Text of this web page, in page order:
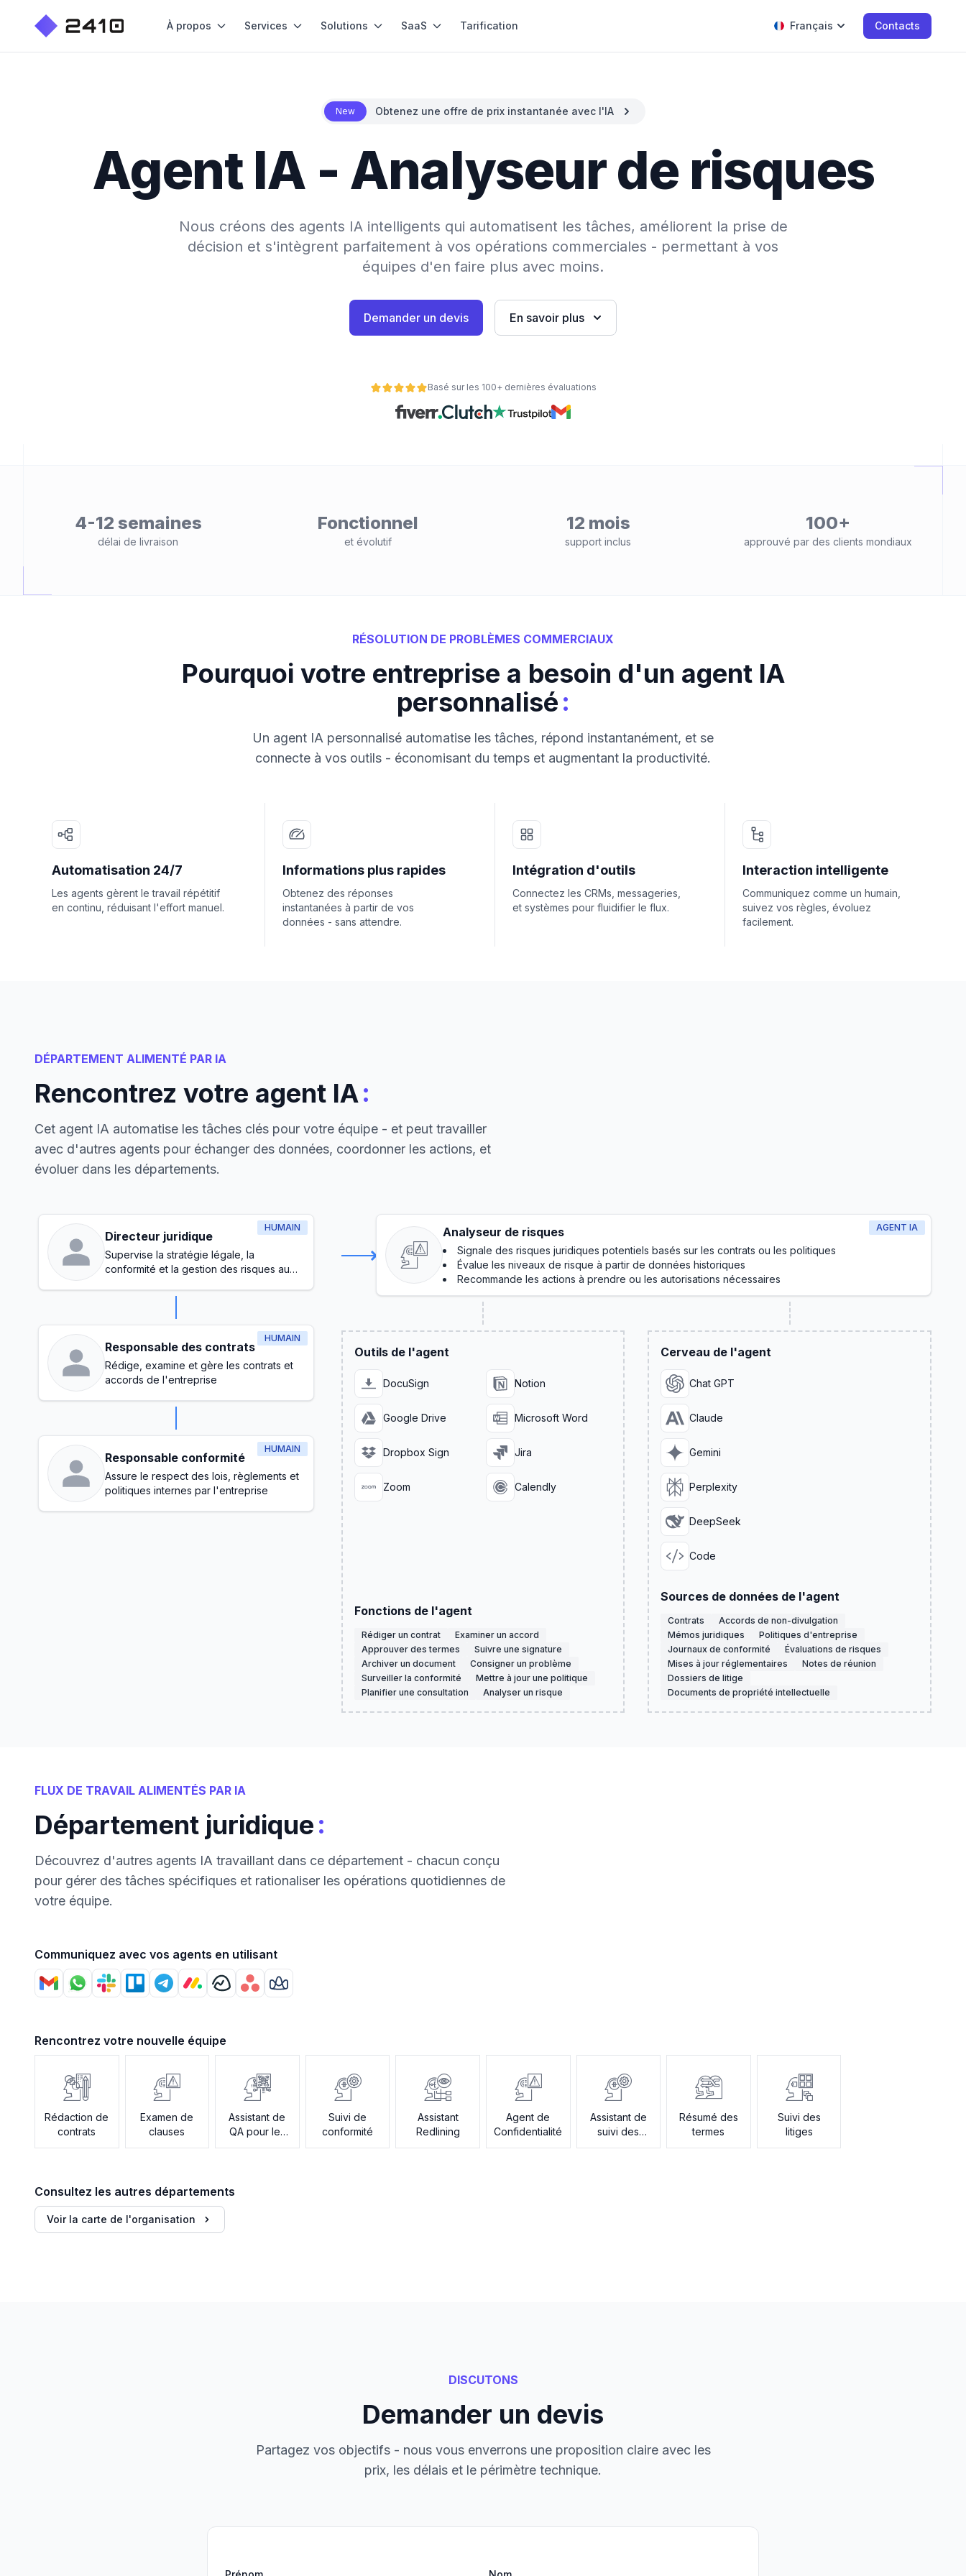
À propos Services Solutions SaaS Tarification Français Contacts
New Obtenez une offre de prix instantanée avec l'IA
Agent IA - Analyseur de risques
Nous créons des agents IA intelligents qui automatisent les tâches, améliorent la prise de
décision et s'intègrent parfaitement à vos opérations commerciales - permettant à vos
équipes d'en faire plus avec moins.
Demander un devis En savoir plus
Basé sur les 100+ dernières évaluations
4-12 semaines
délai de livraison
Fonctionnel
et évolutif
12 mois
support inclus
100+
approuvé par des clients mondiaux
RÉSOLUTION DE PROBLÈMES COMMERCIAUX
Pourquoi votre entreprise a besoin d'un agent IA
personnalisé:
Un agent IA personnalisé automatise les tâches, répond instantanément, et se
connecte à vos outils - économisant du temps et augmentant la productivité.
Automatisation 24/7
Les agents gèrent le travail répétitif
en continu, réduisant l'effort manuel.
Informations plus rapides
Obtenez des réponses
instantanées à partir de vos
données - sans attendre.
Intégration d'outils
Connectez les CRMs, messageries,
et systèmes pour fluidifier le flux.
Interaction intelligente
Communiquez comme un humain,
suivez vos règles, évoluez
facilement.
DÉPARTEMENT ALIMENTÉ PAR IA
Rencontrez votre agent IA:
Cet agent IA automatise les tâches clés pour votre équipe - et peut travailler
avec d'autres agents pour échanger des données, coordonner les actions, et
évoluer dans les départements.
HUMAIN
Directeur juridique
Supervise la stratégie légale, la
conformité et la gestion des risques au
HUMAIN
Responsable des contrats
Rédige, examine et gère les contrats et
accords de l'entreprise
HUMAIN
Responsable conformité
Assure le respect des lois, règlements et
politiques internes par l'entreprise
AGENT IA
Analyseur de risques
Signale des risques juridiques potentiels basés sur les contrats ou les politiques
Évalue les niveaux de risque à partir de données historiques
Recommande les actions à prendre ou les autorisations nécessaires
Outils de l'agent
DocuSign Notion
Google Drive Microsoft Word
Dropbox Sign Jira
Zoom Calendly
Fonctions de l'agent
Rédiger un contrat
Examiner un accord
Approuver des termes
Suivre une signature
Archiver un document
Consigner un problème
Surveiller la conformité
Mettre à jour une politique
Planifier une consultation
Analyser un risque
Cerveau de l'agent
Chat GPT
Claude
Gemini
Perplexity
DeepSeek
Code
Sources de données de l'agent
Contrats
Accords de non-divulgation
Mémos juridiques
Politiques d'entreprise
Journaux de conformité
Évaluations de risques
Mises à jour réglementaires
Notes de réunion
Dossiers de litige
Documents de propriété intellectuelle
FLUX DE TRAVAIL ALIMENTÉS PAR IA
Département juridique:
Découvrez d'autres agents IA travaillant dans ce département - chacun conçu
pour gérer des tâches spécifiques et rationaliser les opérations quotidiennes de
votre équipe.
Communiquez avec vos agents en utilisant
Rencontrez votre nouvelle équipe
Rédaction de
contrats
Examen de
clauses
Assistant de
QA pour les
politiques
Suivi de
conformité
Assistant
Redlining
Agent de
Confidentialité
Assistant de
suivi des
audits
Résumé des
termes
Suivi des
litiges
Consultez les autres départements
Voir la carte de l'organisation
DISCUTONS
Demander un devis
Partagez vos objectifs - nous vous enverrons une proposition claire avec les
prix, les délais et le périmètre technique.